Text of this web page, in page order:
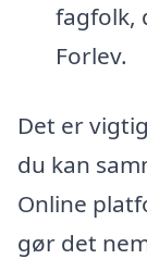
fagfolk,
Forlev.
Det er
du kan
Online
gør det